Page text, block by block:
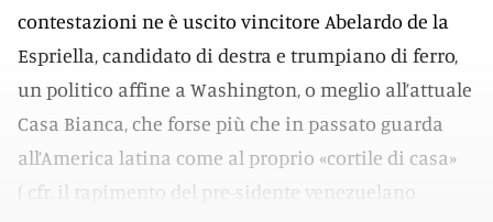
contestazioni ne è uscito vincitore Abelardo de la
Espriella, candidato di destra e trumpiano di ferro,
un politico affine a Washington, o meglio all’attuale
Casa Bianca, che forse più che in passato guarda
all’America latina come al proprio «cortile di casa»
( cfr. il rapimento del pre-sidente venezuelano